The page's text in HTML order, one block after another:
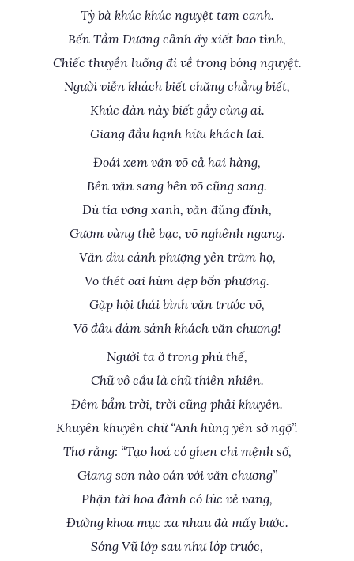
Tỳ bà khúc khúc nguyệt tam canh.
Bến Tầm Dương cảnh ấy xiết bao tình,
Chiếc thuyền luống đi về trong bóng nguyệt.
Người viễn khách biết chăng chẳng biết,
Khúc đàn này biết gẩy cùng ai.
Giang đầu hạnh hữu khách lai.
Đoái xem văn võ cả hai hàng,
Bên văn sang bên võ cũng sang.
Dù tía vơng xanh, văn đủng đỉnh,
Gươm vàng thẻ bạc, võ nghênh ngang.
Văn dìu cánh phượng yên trăm họ,
Võ thét oai hùm dẹp bốn phương.
Gặp hội thái bình văn trước võ,
Võ đâu dám sánh khách văn chương!
Người ta ở trong phù thế,
Chữ vô cầu là chữ thiên nhiên.
Đêm bẩm trời, trời cũng phải khuyên.
Khuyên khuyên chữ “Anh hùng yên sở ngộ”.
Thơ rằng: “Tạo hoá có ghen chi mệnh số,
Giang sơn nào oán với văn chương”
Phận tài hoa đành có lúc vẻ vang,
Đường khoa mục xa nhau đà mấy bước.
Sóng Vũ lớp sau như lớp trước,